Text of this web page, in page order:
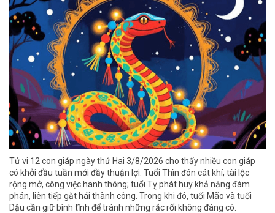
Tử vi 12 con giáp ngày thứ Hai 3/8/2026 cho thấy nhiều con giáp
có khởi đầu tuần mới đầy thuận lợi. Tuổi Thìn đón cát khí, tài lộc
rộng mở, công việc hanh thông; tuổi Tỵ phát huy khả năng đàm
phán, liên tiếp gặt hái thành công. Trong khi đó, tuổi Mão và tuổi
Dậu cần giữ bình tĩnh để tránh những rắc rối không đáng có.